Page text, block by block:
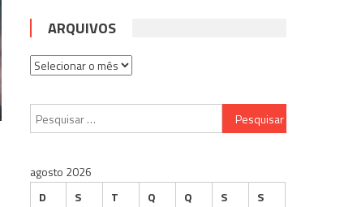
ARQUIVOS
Arquivos
Pesquisar
por:
agosto 2026
D
S T Q Q S
S